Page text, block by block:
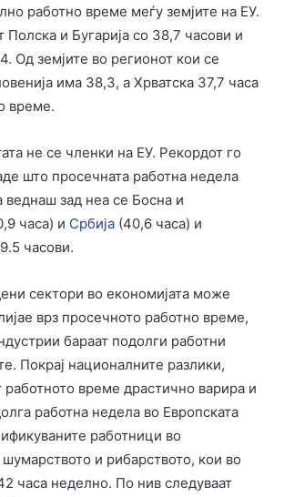
работно време меѓу земјите на ЕУ.
Полска и Бугарија со 38,7 часови и
Од земјите во регионот кои се
има 38,3, а Хрватска 37,7 часа
време.
не се членки на ЕУ. Рекордот го
што просечната работна недела
веднаш зад неа се Босна и
часа) и Србија (40,6 часа) и
часови.
сектори во економијата може
врз просечното работно време,
бараат подолги работни
Покрај националните разлики,
работното време драстично варира и
работна недела во Европската
работници во
и рибарството, кои во
часа неделно. По нив следуваат